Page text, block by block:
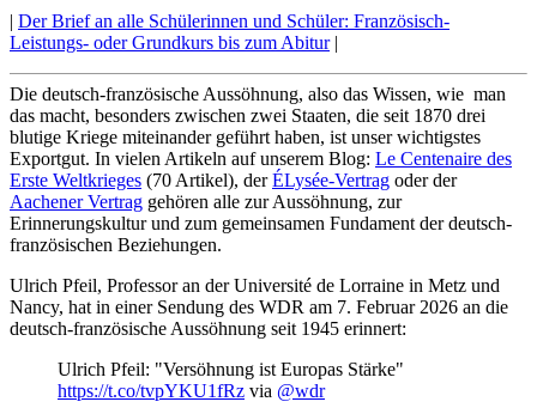
| Der Brief an alle Schülerinnen und Schüler: Französisch-
Leistungs- oder Grundkurs bis zum Abitur|
Die deutsch-französische Aussöhnung, also das Wissen, wie man
das macht, besonders zwischen zwei Staaten, die seit 1870 drei
blutige Kriege miteinander geführt haben, ist unser wichtigstes
Exportgut. In vielen Artikeln auf unserem Blog: Le Centenaire des
Erste Weltkrieges (70 Artikel), derÉLysée-Vertrag oder der
Aachener Vertrag gehören alle zur Aussöhnung, zur
Erinnerungskultur und zum gemeinsamen Fundament der deutsch-
französischen Beziehungen.
Ulrich Pfeil, Professor an der Université de Lorraine in Metz und
Nancy, hat in einer Sendung des WDR am 7. Februar 2026 an die
deutsch-französische Aussöhnung seit 1945 erinnert:
Ulrich Pfeil: "Versöhnung ist Europas Stärke"
https://t.co/tvpYKU1fRz via @wdr